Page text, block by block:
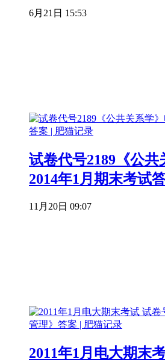
6月21日 15:53
试卷代号2189《公共
2014年1月期末考试
11月20日 09:07
2011年1月电大期末